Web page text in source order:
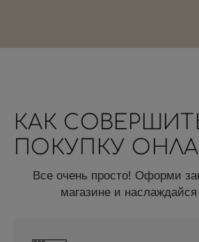
КАК
ПОКУПКУ
Все очень просто! Оформи
магазине и наслаждайся